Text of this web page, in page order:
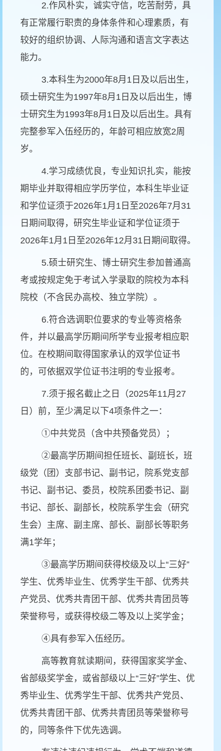
2.作风朴实，诚实守信，吃苦耐劳，具
有正常履行职责的身体条件和心理素质，有
较好的组织协调、人际沟通和语言文字表达
能力。
3.本科生为2000年8月1日及以后出生，
硕士研究生为1997年8月1日及以后出生，博
士研究生为1993年8月1日及以后出生。具有
完整参军入伍经历的，年龄可相应放宽2周
岁。
4.学习成绩优良，专业知识扎实，能按
期毕业并取得相应学历学位，本科生毕业证
和学位证须于2026年1月1日至2026年7月31
日期间取得，研究生毕业证和学位证须于
2026年1月1日至2026年12月31日期间取得。
5.硕士研究生、博士研究生参加普通高
考或按规定免于考试入学录取的院校为本科
院校（不含民办高校、独立学院）。
6.符合选调职位要求的专业等资格条
件，并以最高学历期间所学专业报考相应职
位。在校期间取得国家承认的双学位证书
的，可依据双学位证书注明的专业报考。
7.须于报名截止之日（2025年11月27
日）前，至少满足以下4项条件之一：
①中共党员（含中共预备党员）；
②最高学历期间担任班长、副班长，班
级党（团）支部书记、副书记，院系党支部
书记、副书记、委员，校院系团委书记、副
书记、部长、副部长，校院系学生会（研究
生会）主席、副主席、部长、副部长等职务
满1学年；
③最高学历期间获得校级及以上“三好”
学生、优秀毕业生、优秀学生干部、优秀共
产党员、优秀共青团干部、优秀共青团员等
荣誉称号，或获得校级二等及以上奖学金；
④具有参军入伍经历。
高等教育就读期间，获得国家奖学金、
省部级奖学金，或省部级以上“三好”学生、优
秀毕业生、优秀学生干部、优秀共产党员、
优秀共青团干部、优秀共青团员等荣誉称号
的，同等条件下优先选调。